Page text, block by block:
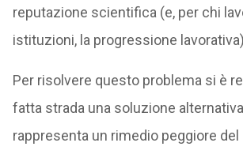
reputazione scientifica (e, per chi
istituzioni, la progressione
Per risolvere questo problema si è
fatta strada una soluzione
rappresenta un rimedio peggiore del